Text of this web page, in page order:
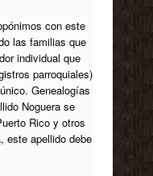
con este
las familias que
individual que
parroquiales)
Genealogías
Noguera se
Rico y otros
este apellido debe